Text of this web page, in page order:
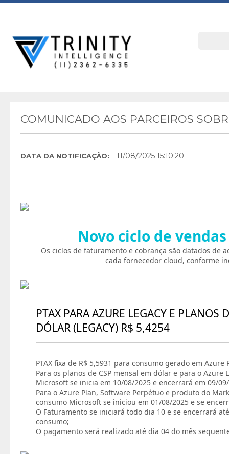
COMUNICADO AOS PARCEIROS
DATA DA NOTIFICAÇÃO: 11/08/2025 15:10:20
Novo ciclo de
Os ciclos de faturamento e cobrança são datados de
cada fornecedor cloud, conforme
PTAX PARA AZURE LEGACY E PLANOS
DÓLAR (LEGACY) R$ 5,4254
PTAX fixa de R$ 5,5931 para consumo gerado em Azure
Para os planos de CSP mensal em dólar e para o Azure
Microsoft se inicia em 10/08/2025 e encerrará em 09/
Para o Azure Plan, Software Perpétuo e produto do
consumo Microsoft se iniciou em 01/08/2025 e se
O Faturamento se iniciará todo dia 10 e se encerrará
consumo;
O pagamento será realizado até dia 04 do mês